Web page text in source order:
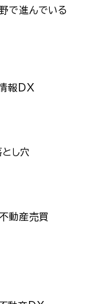
で進んでいる
報 DX
とし穴
動産売買